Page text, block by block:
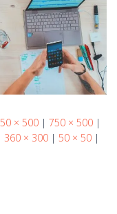
× 500 | 750 × 500 |
360 × 300 | 50 × 50 |